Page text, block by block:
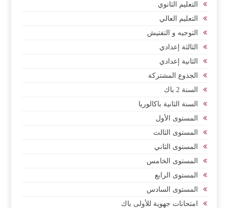
التعليم الثانوي
التعليم العالي
التوجيه و التفتيش
الثالثة إعدادي
الثانية إعدادي
الجذوع المشتركة
السنة 2 باك
السنة الثانية باكالوريا
المستوى الأول
المستوى الثالث
المستوى الثاني
المستوى الخامس
المستوى الرابع
المستوى السادس
امتحانات جهوية للأولى باك